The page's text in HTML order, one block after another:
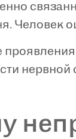
Человек